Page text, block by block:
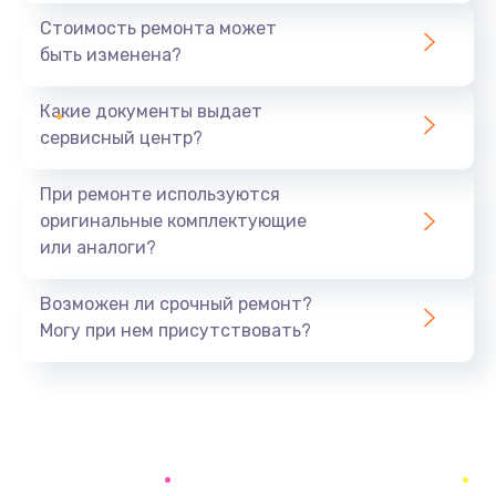
590 руб.
Замена задней крышки устройства
Замена микросхемы (звук, контроллер,
Заказать
Стоимость ремонта может
быть изменена?
Какие документы выдает
сервисный центр?
При ремонте используются
оригинальные комплектующие
или аналоги?
Возможен ли срочный ремонт?
Могу при нем присутствовать?